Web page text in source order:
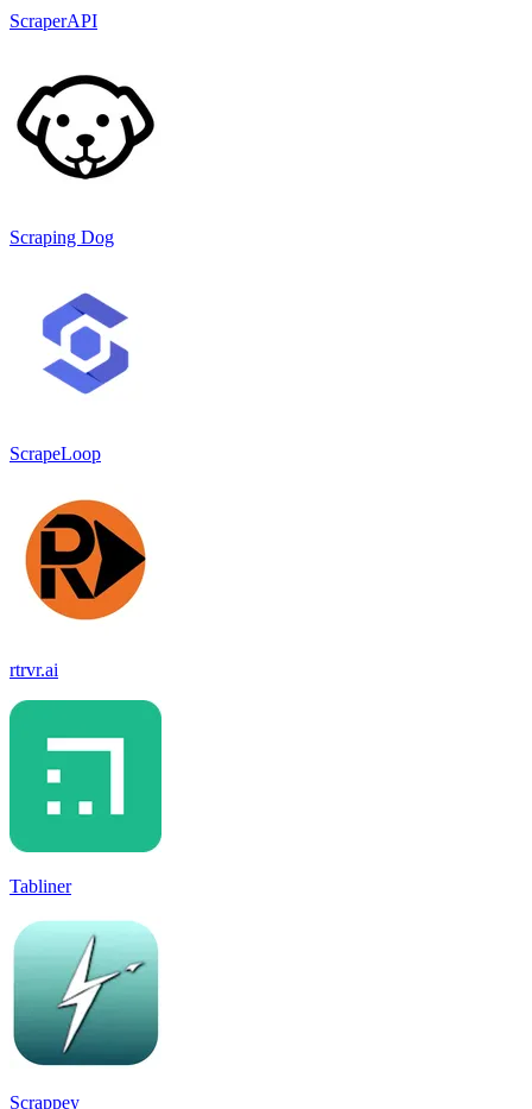
ScraperAPI
Scraping Dog
ScrapeLoop
rtrvr.ai
Tabliner
Scrappey